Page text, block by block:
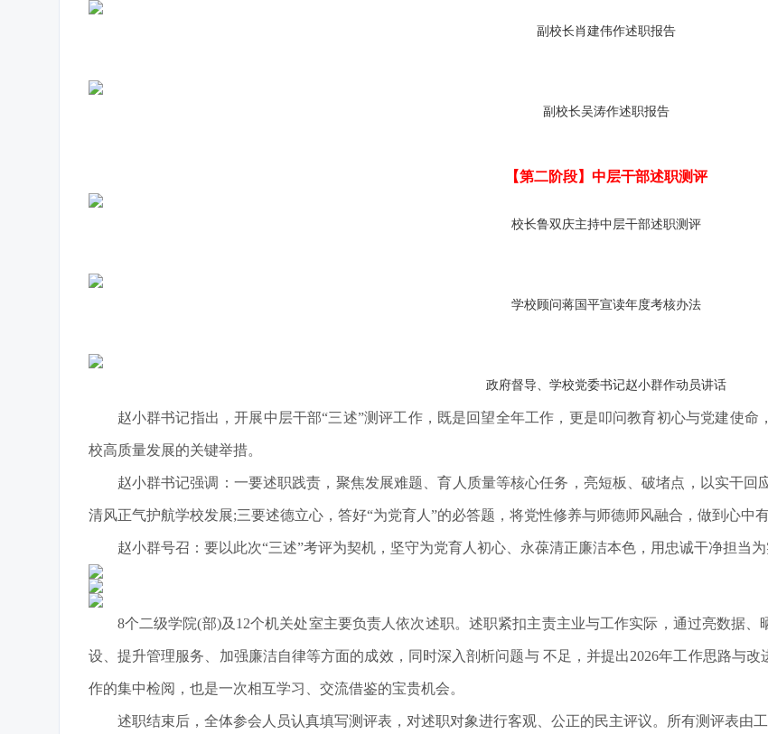
副校长肖建伟作述职报告
副校长吴涛作述职报告
【第二阶段】中层干部述职测评
校长鲁双庆主持中层干部述职测评
学校顾问蒋国平宣读年度考核办法
政府督导、学校党委书记赵小群作动员讲话
赵小群书记指出，开展中层干部“三述”测评工作，既是回望全年工作，更是叩问教育初心与党建使
校高质量发展的关键举措。
赵小群书记强调：一要述职践责，聚焦发展难题、育人质量等核心任务，亮短板、破堵点，以实干回
清风正气护航学校发展;三要述德立心，答好“为党育人”的必答题，将党性修养与师德师风融合，做到心中
赵小群号召：要以此次“三述”考评为契机，坚守为党育人初心、永葆清正廉洁本色，用忠诚干净担当
8个二级学院(部)及12个机关处室主要负责人依次述职。述职紧扣主责主业与工作实际，通过亮数据
设、提升管理服务、加强廉洁自律等方面的成效，同时深入剖析问题与 不足，并提出2026年工作思路与
作的集中检阅，也是一次相互学习、交流借鉴的宝贵机会。
述职结束后，全体参会人员认真填写测评表，对述职对象进行客观、公正的民主评议。所有测评表由